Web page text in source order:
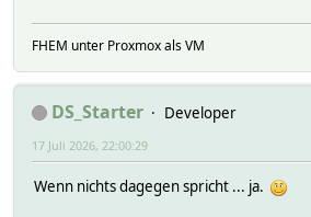
FHEM unter Proxmox als VM
DS_Starter
Developer
17 Juli 2026, 22:00:29
Wenn nichts dagegen spricht ... ja.